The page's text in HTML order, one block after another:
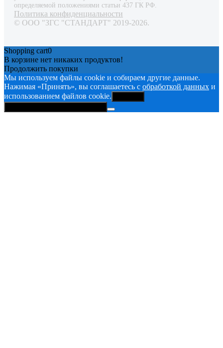
определяемой положениями статьи 437 ГК РФ.
Политика конфиденциальности
© ООО "ЗГС "СТАНДАРТ" 2019-2026.
Shopping cart0
В корзине нет никаких продуктов!
Продолжить покупки
Мы используем файлы cookie и собираем другие данные.
Нажимая «Принять», вы соглашаетесь с обработкой данных и
использованием файлов cookie.